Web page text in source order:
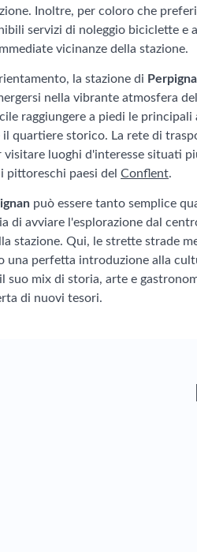
Inoltre, per coloro che
servizi di noleggio biciclette e
vicinanze della stazione.
la stazione di
nella vibrante atmosfera
raggiungere a piedi le
il quartiere storico. La rete di
luoghi d'interesse situati
pittoreschi paesi del Conflent.
può essere tanto semplice
di avviare l'esplorazione dal
stazione. Qui, le strette strade
una perfetta introduzione alla
suo mix di storia, arte e
di nuovi tesori.